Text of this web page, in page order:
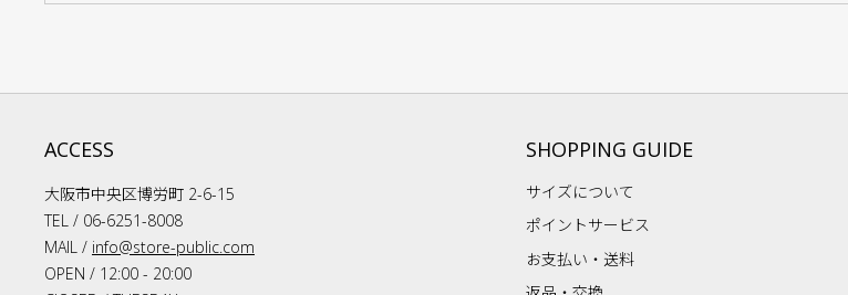
SHOPPING GUIDE
サイズについて
ポイントサービス
お支払い・送料
ACCESS
大阪市中央区博労町 2-6-15
TEL / 06-6251-8008
MAIL / info@store-public.com
OPEN / 12:00 - 20:00